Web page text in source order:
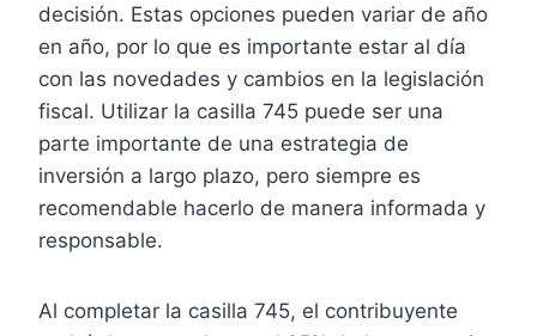
decisión. Estas opciones pueden variar de año
en año, por lo que es importante estar al día
con las novedades y cambios en la legislación
fiscal. Utilizar la casilla 745 puede ser una
parte importante de una estrategia de
inversión a largo plazo, pero siempre es
recomendable hacerlo de manera informada y
responsable.
Al completar la casilla 745, el contribuyente